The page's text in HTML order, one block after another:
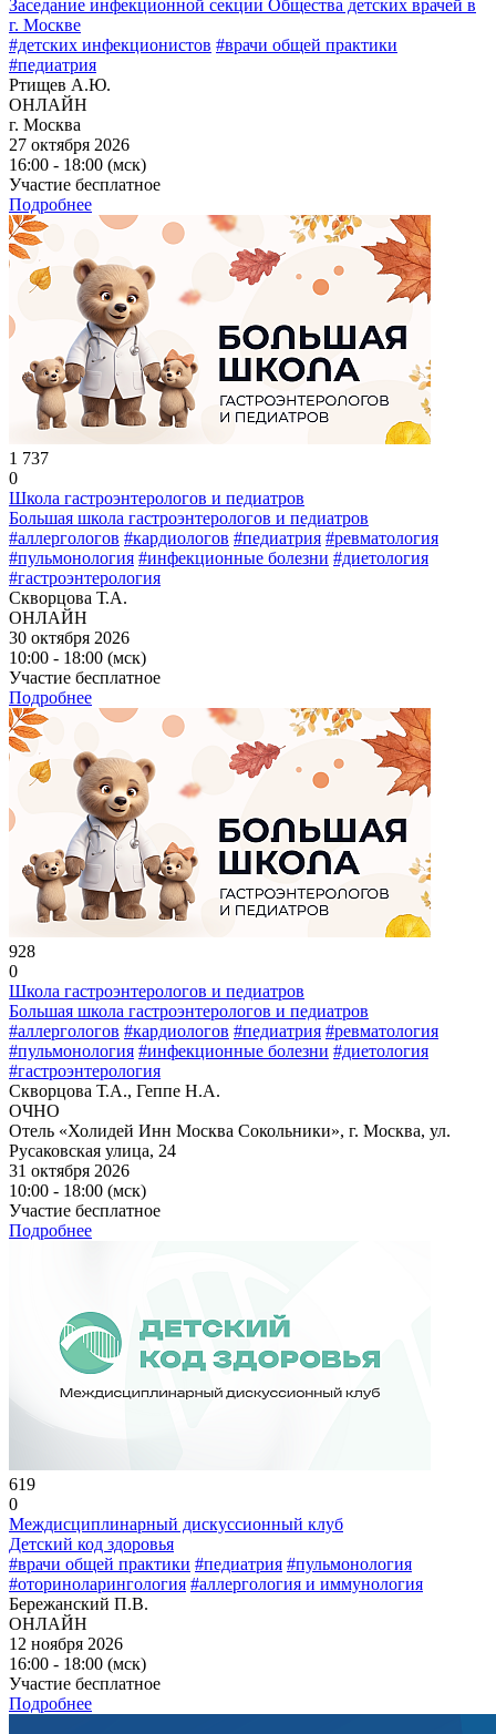
Заседание инфекционной секции Общества детских врачей в
г. Москве
#детских инфекционистов #врачи общей практики
#педиатрия
Ртищев А.Ю.
ОНЛАЙН
г. Москва
27 октября 2026
16:00 - 18:00 (мск)
Участие бесплатное
Подробнее
1 737
0
Школа гастроэнтерологов и педиатров
Большая школа гастроэнтерологов и педиатров
#аллергологов #кардиологов #педиатрия #ревматология
#пульмонология #инфекционные болезни #диетология
#гастроэнтерология
Скворцова Т.А.
ОНЛАЙН
30 октября 2026
10:00 - 18:00 (мск)
Участие бесплатное
Подробнее
928
0
Школа гастроэнтерологов и педиатров
Большая школа гастроэнтерологов и педиатров
#аллергологов #кардиологов #педиатрия #ревматология
#пульмонология #инфекционные болезни #диетология
#гастроэнтерология
Скворцова Т.А., Геппе Н.А.
ОЧНО
Отель «Холидей Инн Москва Сокольники», г. Москва, ул.
Русаковская улица, 24
31 октября 2026
10:00 - 18:00 (мск)
Участие бесплатное
Подробнее
619
0
Междисциплинарный дискуссионный клуб
Детский код здоровья
#врачи общей практики #педиатрия #пульмонология
#оториноларингология #аллергология и иммунология
Бережанский П.В.
ОНЛАЙН
12 ноября 2026
16:00 - 18:00 (мск)
Участие бесплатное
Подробнее